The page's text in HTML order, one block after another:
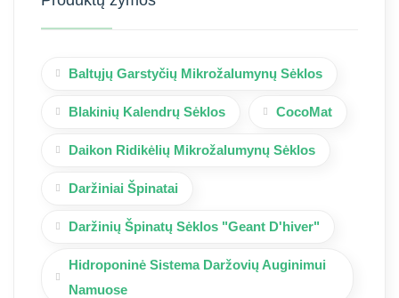
Baltųjų Garstyčių Mikrožalumynų Sėklos
Blakinių Kalendrų Sėklos CocoMat
Daikon Ridikėlių Mikrožalumynų Sėklos
Daržiniai Špinatai
Daržinių Špinatų Sėklos "Geant D'hiver"
Hidroponinė Sistema Daržovių Auginimui
Namuose